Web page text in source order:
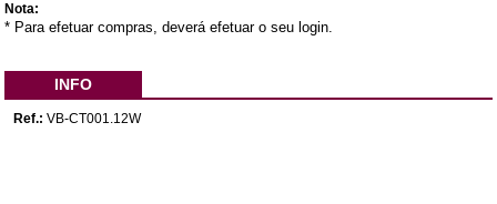
Nota:
* Para efetuar compras, deverá efetuar o seu login.
INFO
Ref.: VB-CT001.12W